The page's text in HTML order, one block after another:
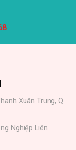
Xuân Trung, Q.
Nghiệp Liên